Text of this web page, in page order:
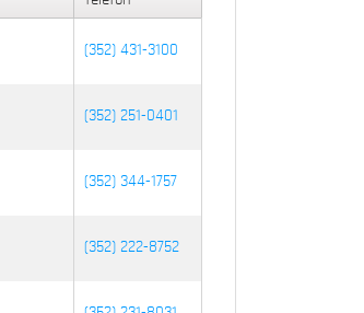
(352) 431-3100
(352) 251-0401
(352) 344-1757
(352) 222-8752